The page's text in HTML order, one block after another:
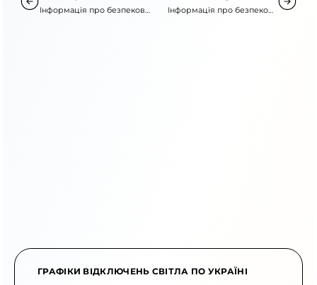
Інформація про безпекову
Інформація про безпекову
ГРАФІКИ ВІДКЛЮЧЕНЬ СВІТЛА ПО УКРАЇНІ